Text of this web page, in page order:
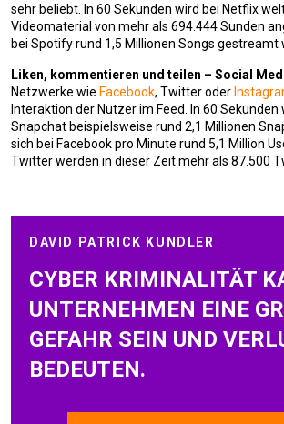
sehr beliebt. In 60 Sekunden wird bei Netflix
Videomaterial von mehr als 694.444 Sunden
bei Spotify rund 1,5 Millionen Songs gestreamt
Liken, kommentieren und teilen – Social
Netzwerke wie Facebook, Twitter oder
Interaktion der Nutzer im Feed. In 60 Sekunden
Snapchat beispielsweise rund 2,1 Millionen
sich bei Facebook pro Minute rund 5,1 Million
Twitter werden in dieser Zeit mehr als 87.500
DAVID PATRICK KUNDLER
CYBER KRIMINALITÄT
UNTERNEHMEN EINE
EFAHR SEIN UND
EDEUTEN.